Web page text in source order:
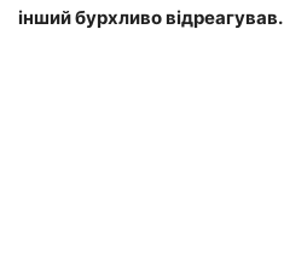
інший бурхливо відреагував.